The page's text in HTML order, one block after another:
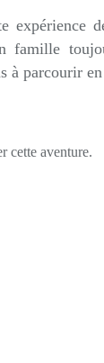
expérience
famille
à parcourir
cette aventure.